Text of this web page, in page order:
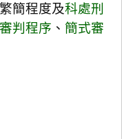
簡程度及科處刑
判程序 、 簡式審